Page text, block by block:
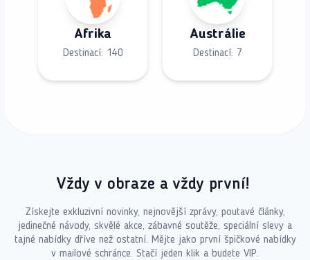
Afrika
Destinací: 140
Austrálie
Destinací: 7
Vždy v obraze a vždy první!
Získejte exkluzivní novinky, nejnovější zprávy, poutavé články,
jedinečné návody, skvělé akce, zábavné soutěže, speciální slevy a
tajné nabídky dříve než ostatní. Mějte jako první špičkové nabídky
v mailové schránce. Stačí jeden klik a budete VIP.